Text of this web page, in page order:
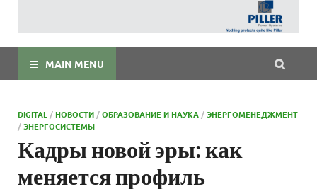
MAIN MENU
DIGITAL /НОВОСТИ /ОБРАЗОВАНИЕ И НАУКА /ЭНЕРГОМЕНЕДЖМЕНТ
/ЭНЕРГОСИСТЕМЫ
Кадры новой эры: как
меняется профиль